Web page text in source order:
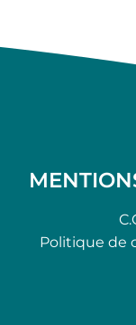
Politique de